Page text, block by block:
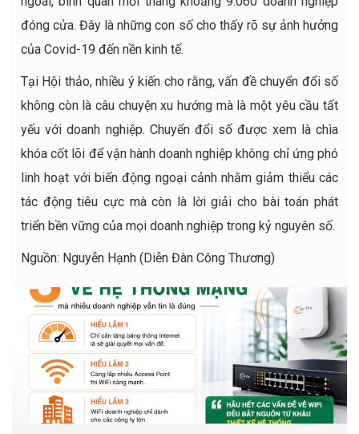
đóng cửa. Đây là những con số cho thấy rõ sự ảnh hưởng
của Covid-19 đến nền kinh tế.
Tại Hội thảo, nhiều ý kiến cho rằng, vấn đề chuyển đổi số
không còn là câu chuyện xu hướng mà là một yêu cầu tất
yếu với doanh nghiệp. Chuyển đổi số được xem là chìa
khóa cốt lõi để vận hành doanh nghiệp không chỉ ứng phó
linh hoạt với biến động ngoại cảnh nhằm giảm thiểu các
tác động tiêu cực mà còn là lời giải cho bài toán phát
triển bền vững của mọi doanh nghiệp trong kỷ nguyên số.
Nguồn: Nguyễn Hạnh (Diễn Đàn Công Thương)